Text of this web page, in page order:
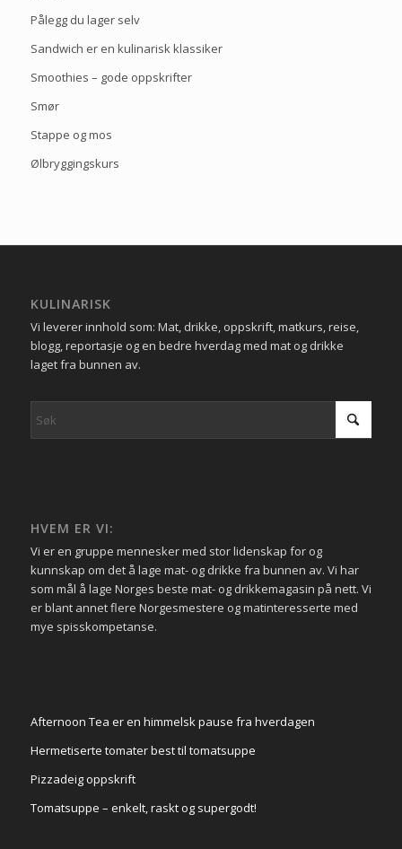
Pålegg du lager selv
Sandwich er en kulinarisk klassiker
Smoothies – gode oppskrifter
Smør
Stappe og mos
Ølbryggingskurs
KULINARISK
Vi leverer innhold som: Mat, drikke, oppskrift, matkurs, reise,
blogg, reportasje og en bedre hverdag med mat og drikke
laget fra bunnen av.
HVEM ER VI:
Vi er en gruppe mennesker med stor lidenskap for og
kunnskap om det å lage mat- og drikke fra bunnen av. Vi har
som mål å lage Norges beste mat- og drikkemagasin på nett. Vi
er blant annet flere Norgesmestere og matinteresserte med
mye spisskompetanse.
Afternoon Tea er en himmelsk pause fra hverdagen
Hermetiserte tomater best til tomatsuppe
Pizzadeig oppskrift
Tomatsuppe – enkelt, raskt og supergodt!